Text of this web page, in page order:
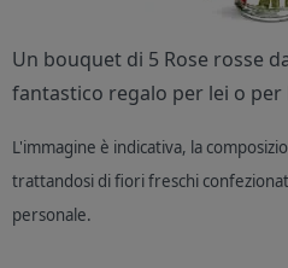
Un bouquet di 5 Rose rosse
fantastico regalo per lei o per
L'immagine è indicativa, la
trattandosi di fiori freschi
personale.